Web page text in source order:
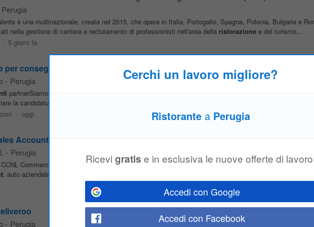
Perugia
è una multinazionale, creata nel 2015, che opera in Italia, Portogallo, Spagna, Polonia, Bulgaria e
nella gestione di carriera e reclutamento di professionisti nell'area della ristorazionee del turismo...
- 5 giorni fa
per consegne
- Perugia
partnerSiamo una delle piattaforme di food delivery più note del paese ed effettuiamo consegne nella tua
la candidatura è un gioco da ragazziAssicurati di avere a portata di mano la carta d'identità o il
- oggi
Account - Perugia E Provincia
- Perugia
Commercio con una RAL di €25.102 con possibilità di proroga e piano di incentivi a raggiungimento
, auto aziendale, carta carburante, rimborso pedaggi e parcheggi, tablet e telefono aziendale. Se ti
- Perugia
Cerchi un lavoro migliore?
Ristorantea Perugia
Ricevi gratis e in esclusiva le nuove offerte di
Accedi con Google
Accedi con Facebook